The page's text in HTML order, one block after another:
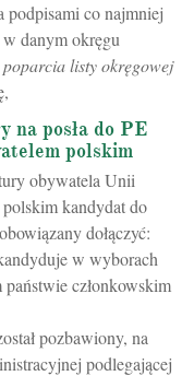
podpisami co najmniej
danym okręgu
listy okręgowej
na posła do PE
polskim
obywatela Unii
kandydat do
dołączyć:
w wyborach
członkowskim
pozbawiony, na
podlegającej